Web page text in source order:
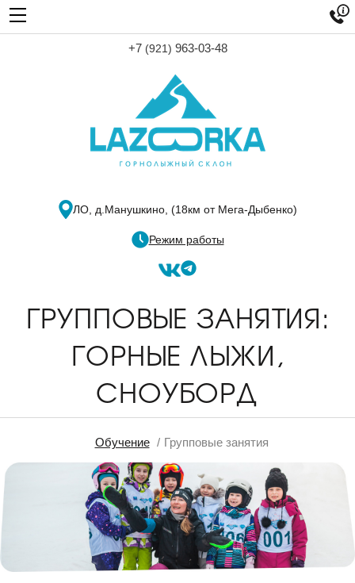
+7 (921) 963-03-48
ЛО, д.Манушкино, (18км от Мега-Дыбенко)
Режим работы

ГРУППОВЫЕ ЗАНЯТИЯ:
ГОРНЫЕ ЛЫЖИ,
СНОУБОРД
Обучение Групповые занятия